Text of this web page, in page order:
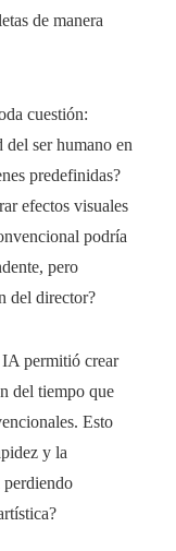
de manera
cuestión:
del ser humano en
predefinidas?
efectos visuales
podría
pero
del director?
IA permitió crear
del tiempo que
Esto
y la
perdiendo